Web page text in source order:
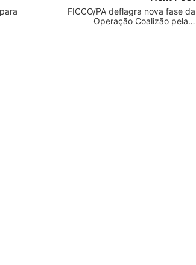
FICCO/PA deflagra nova fase da
Operação Coalizão pela…